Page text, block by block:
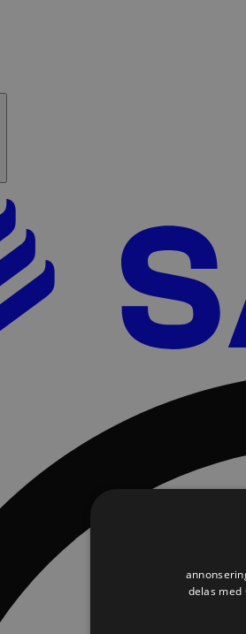
delas med